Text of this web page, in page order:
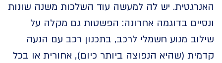
יש לה למעשה עוד השלכות משנה שונות
בדוגמה אחרונה: הפשטות גם מקלה על
מנוע חשמלי לרכב, בתכנון רכב עם הנעה
(שהיא הנפוצה ביותר כיום), אחורית או בכל